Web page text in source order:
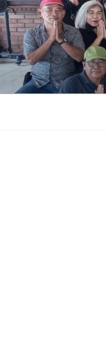
Skip
to
content